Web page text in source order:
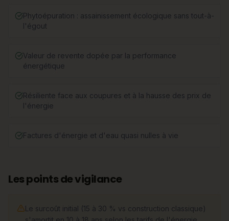
Phytoépuration : assainissement écologique sans tout-à-
l'égout
Valeur de revente dopée par la performance
énergétique
Résiliente face aux coupures et à la hausse des prix de
l'énergie
Factures d'énergie et d'eau quasi nulles à vie
Les points de vigilance
Le surcoût initial (15 à 30 % vs construction classique)